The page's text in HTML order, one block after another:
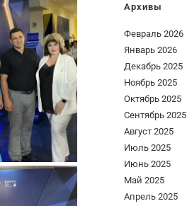
Архивы
Февраль 2026
Январь 2026
Декабрь 2025
Ноябрь 2025
Октябрь 2025
Сентябрь 2025
Август 2025
Июль 2025
Июнь 2025
Май 2025
Апрель 2025